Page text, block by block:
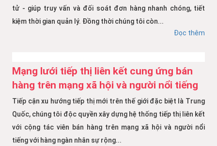
tử - giúp truy vấn và đối soát đơn hàng nhanh chóng, tiết
kiệm thời gian quản lý. Đồng thời chúng tôi còn...
Đọc thêm
Mạng lưới tiếp thị liên kết cung ứng bán
hàng trên mạng xã hội và người nổi tiếng
Tiếp cận xu hướng tiếp thị mới trên thế giới đặc biệt là Trung
Quốc, chúng tôi độc quyền xây dựng hệ thống tiếp thị liên kết
với cộng tác viên bán hàng trên mạng xã hội và người nổi
tiếng với hàng ngàn nhân sự rộng...